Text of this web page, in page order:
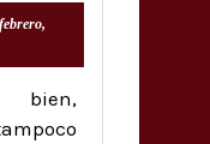
bien,